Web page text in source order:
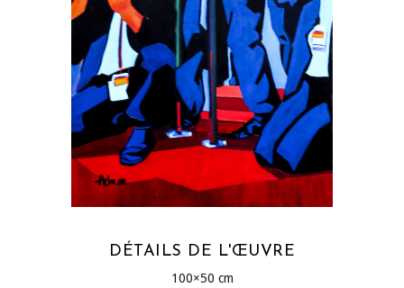
DÉTAILS DE L'ŒUVRE
100×50 cm